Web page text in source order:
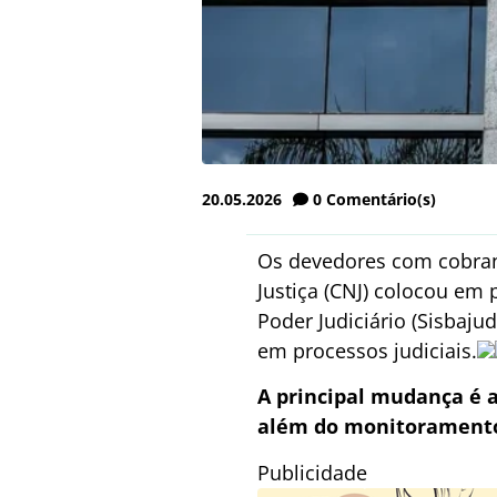
20.05.2026 0 Comentário(s)
Os devedores com
Justiça (CNJ) colocou
Poder Judiciário
em processos judiciais.
A principal mudança é
além do
Publicidade